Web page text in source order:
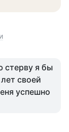
стерву я бы
своей
успешно